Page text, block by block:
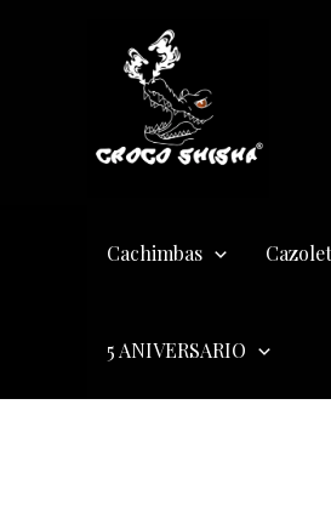
Cachimbas
5 ANIVERSARIO